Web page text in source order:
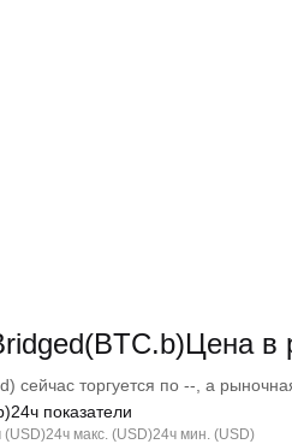
сейчас торгуется по --, а
показатели
(USD)24ч макс. (USD)24ч мин. (USD)